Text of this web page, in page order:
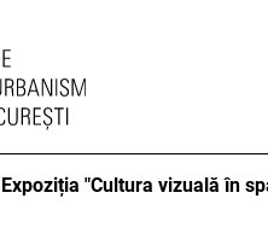
Expoziția "Cultura vizuală în